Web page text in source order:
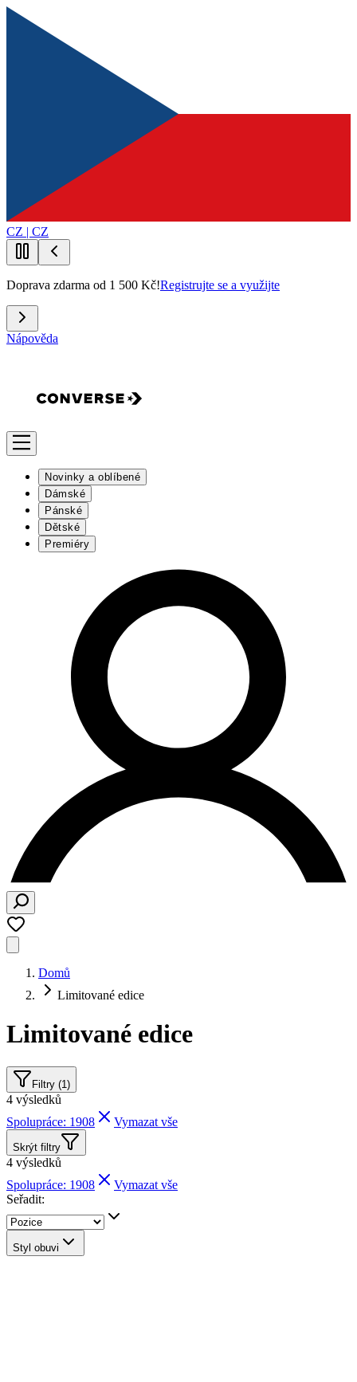
CZ | CZ
Doprava zdarma od 1 500 Kč!Registrujte se a využijte
Nápověda
Novinky a oblíbené
Dámské
Pánské
Dětské
Premiéry
Domů
Limitované edice
Limitované edice
Filtry (1)
4 výsledků
Spolupráce: 1908
Vymazat vše
Skrýt filtry
4 výsledků
Spolupráce: 1908
Vymazat vše
Seřadit:
Styl obuvi